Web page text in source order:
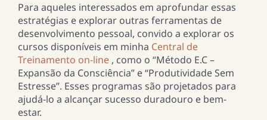
Para aqueles interessados em aprofundar essas
estratégias e explorar outras ferramentas de
desenvolvimento pessoal, convido a explorar os
cursos disponíveis em minha Central de
Treinamento on-line , como o “Método E.C –
Expansão da Consciência” e “Produtividade Sem
Estresse”. Esses programas são projetados para
ajudá-lo a alcançar sucesso duradouro e bem-
estar.